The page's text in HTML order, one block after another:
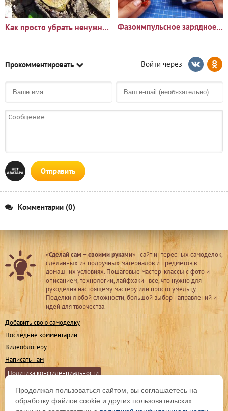
Как просто убрать ненужный пень?🪵 Фазоимпульсное зарядное устройство своими руками
Прокомментировать
Отправить
Комментарии (0)
«Сделай сам – своими руками» - сайт интересных самоделок,
сделанных из подручных материалов и предметов в
домашних условиях. Пошаговые мастер-классы с фото и
описанием, технологии, лайфхаки - все, что нужно для
рукоделия настоящему мастеру или просто умельцу.
Поделки любой сложности, большой выбор направлений и
идей для творчества.
Добавить свою самоделку
Последние комментарии
Видеоблогеру
Написать нам
Политика конфиденциальности
Мы в соц. сетях
Продолжая пользоваться сайтом, вы соглашаетесь на
обработку файлов cookie и других пользовательских